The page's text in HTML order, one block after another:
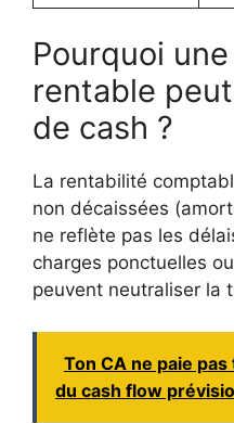
Pourquoi
rentable
de cash ?
La rentabilité
non décaissées
ne reflète pas les
charges ponctuelles
peuvent neutraliser la
Ton CA ne paie
du cash flow